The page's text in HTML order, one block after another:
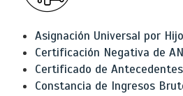
Asignación Universal por Hijo
Certificación Negativa de
Certificado de
Constancia de Ingresos